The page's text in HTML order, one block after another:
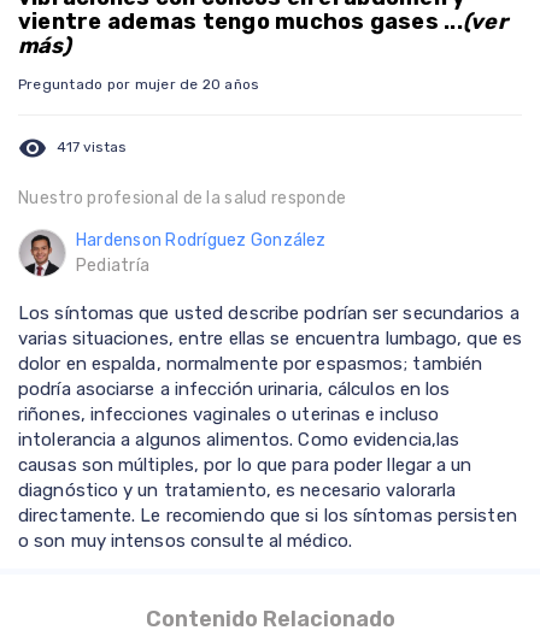
vientre ademas tengo muchos gases ...(ver
más)
Preguntado por mujer de 20 años
visibility 417 vistas
Nuestro profesional de la salud responde
Hardenson Rodríguez González
Pediatría
Los síntomas que usted describe podrían ser secundarios a
varias situaciones, entre ellas se encuentra lumbago, que es
dolor en espalda, normalmente por espasmos; también
podría asociarse a infección urinaria, cálculos en los
riñones, infecciones vaginales o uterinas e incluso
intolerancia a algunos alimentos. Como evidencia,las
causas son múltiples, por lo que para poder llegar a un
diagnóstico y un tratamiento, es necesario valorarla
directamente. Le recomiendo que si los síntomas persisten
o son muy intensos consulte al médico.
Contenido Relacionado